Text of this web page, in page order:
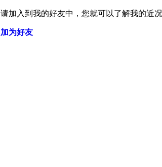
请加入到我的好友中，您就可以了解我的近
加为好友